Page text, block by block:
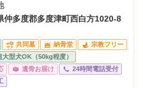
仲多度郡多度津町西白方1020-8
共同墓 納骨堂
宗教フリー
大型犬OK（50kg程度）
遺骨お届け
24時間電話受付